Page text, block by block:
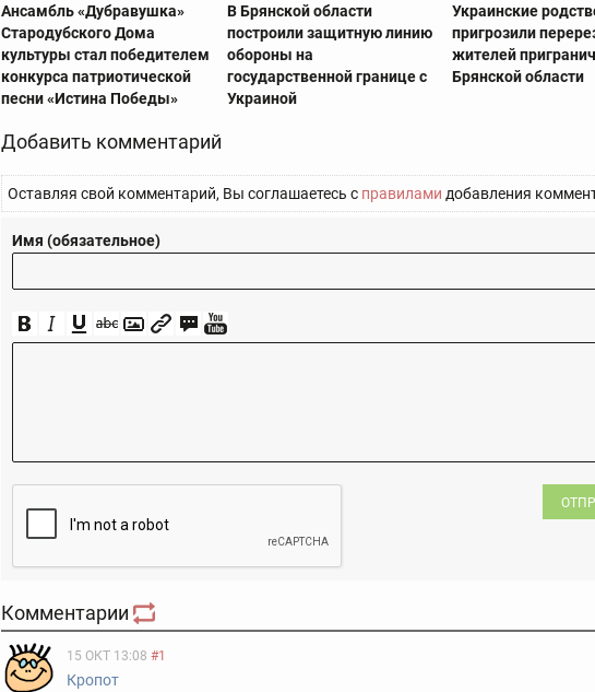
Ансамбль «Дубравушка»
Стародубского Дома
культуры стал победителем
конкурса патриотической
песни «Истина Победы»
В Брянской области
построили защитную линию
обороны на
государственной границе с
Украиной
Украинские
пригрозили
жителей
Брянской области
Добавить комментарий
Оставляя свой комментарий, Вы соглашаетесь с правилами добавления
Имя (обязательное)
Комментарии
15 ОКТ 13:08 #1
Кропот